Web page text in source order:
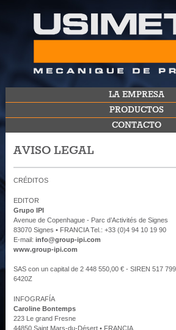
LA EMPRESA
PRODUCTOS
CONTACTO
​AVISO LEGAL
CRÉDITOS
EDITOR
Grupo IPI
Avenue de Copenhague - Parc d’Activités de Signes
83070 Signes • FRANCIA Tel.: +33 (0)4 94 10 19 90
E-mail: info@group-ipi.com
www.group-ipi.com
SAS con un capital de 2 448 550,00 € - SIREN 517
6420Z
INFOGRAFÍA
Caroline Bontemps
223 Le grand Fresne
44850 Saint Mars-du-Désert • FRANCIA